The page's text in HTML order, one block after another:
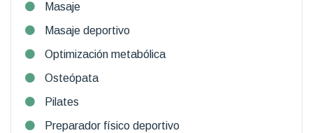
Masaje
Masaje deportivo
Optimización metabólica
Osteópata
Pilates
Preparador físico deportivo